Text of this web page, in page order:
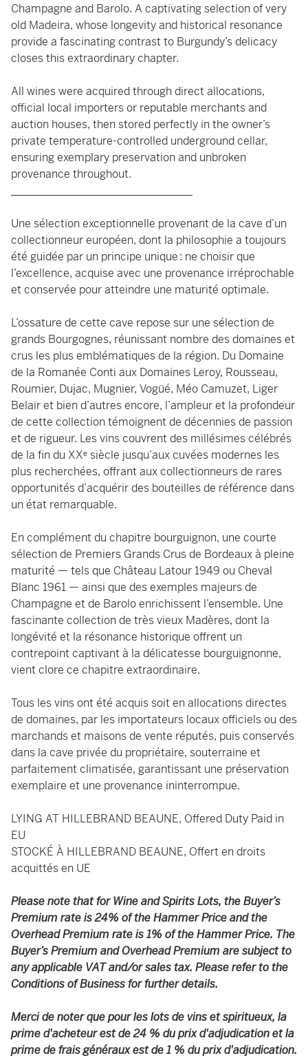
Champagne and Barolo. A captivating selection of very
old Madeira, whose longevity and historical resonance
provide a fascinating contrast to Burgundy’s delicacy
closes this extraordinary chapter.
All wines were acquired through direct allocations,
official local importers or reputable merchants and
auction houses, then stored perfectly in the owner’s
private temperature-controlled underground cellar,
ensuring exemplary preservation and unbroken
provenance throughout.
Une sélection exceptionnelle provenant de la cave d’un
collectionneur européen, dont la philosophie a toujours
été guidée par un principe unique : ne choisir que
l’excellence, acquise avec une provenance irréprochable
et conservée pour atteindre une maturité optimale.
L’ossature de cette cave repose sur une sélection de
grands Bourgognes, réunissant nombre des domaines et
crus les plus emblématiques de la région. Du Domaine
de la Romanée Conti aux Domaines Leroy, Rousseau,
Roumier, Dujac, Mugnier, Vogüé, Méo Camuzet, Liger
Belair et bien d’autres encore, l’ampleur et la profondeur
de cette collection témoignent de décennies de passion
et de rigueur. Les vins couvrent des millésimes célébrés
de la fin du XXᵉ siècle jusqu’aux cuvées modernes les
plus recherchées, offrant aux collectionneurs de rares
opportunités d’acquérir des bouteilles de référence dans
un état remarquable.
En complément du chapitre bourguignon, une courte
sélection de Premiers Grands Crus de Bordeaux à pleine
maturité — tels que Château Latour 1949 ou Cheval
Blanc 1961 — ainsi que des exemples majeurs de
Champagne et de Barolo enrichissent l’ensemble. Une
fascinante collection de très vieux Madères, dont la
longévité et la résonance historique offrent un
contrepoint captivant à la délicatesse bourguignonne,
vient clore ce chapitre extraordinaire.
Tous les vins ont été acquis soit en allocations directes
de domaines, par les importateurs locaux officiels ou des
marchands et maisons de vente réputés, puis conservés
dans la cave privée du propriétaire, souterraine et
parfaitement climatisée, garantissant une préservation
exemplaire et une provenance ininterrompue.
LYING AT HILLEBRAND BEAUNE, Offered Duty Paid in
EU
STOCKÉ À HILLEBRAND BEAUNE, Offert en droits
acquittés en UE
Please note that for Wine and Spirits Lots, the Buyer’s
Premium rate is 24% of the Hammer Price and the
Overhead Premium rate is 1% of the Hammer Price. The
Buyer’s Premium and Overhead Premium are subject to
any applicable VAT and/or sales tax. Please refer to the
Conditions of Business for further details.
Merci de noter que pour les lots de vins et spiritueux, la
prime d'acheteur est de 24 % du prix d'adjudication et la
prime de frais généraux est de 1 % du prix d'adjudication.